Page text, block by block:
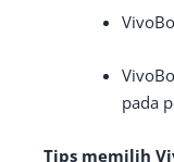
pada
Tips memilih